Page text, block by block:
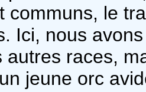
communs, le
Ici, nous
autres races,
jeune orc